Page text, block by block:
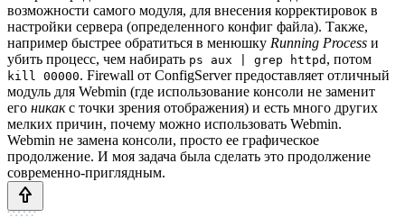
возможности самого модуля, для внесения корректировок в
настройки сервера (определенного конфиг файла). Также,
например быстрее обратиться в менюшку Running Process и
убить процесс, чем набирать ps aux | grep httpd , потом
kill 00000. Firewall от ConfigServer предоставляет отличный
модуль для Webmin (где использование консоли не заменит
его никакс точки зрения отображения) и есть много других
мелких причин, почему можно использовать Webmin.
Webmin не замена консоли, просто ее графическое
продолжение. И моя задача была сделать это продолжение
современно-приглядным.